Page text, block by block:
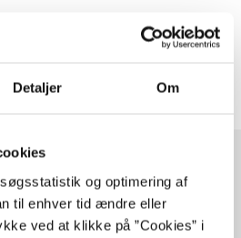
Detaljer Om
og optimering af
til enhver tid ændre eller
ved at klikke på ”Cookies” i
emner